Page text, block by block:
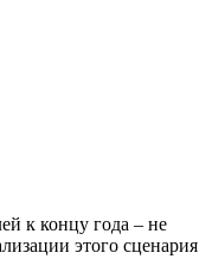
к концу года – не
этого сценария